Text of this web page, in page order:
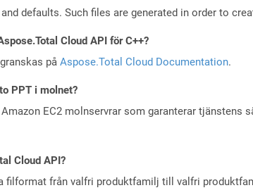
defaults. Such files are generated in order to
Cloud API för C++?
på Aspose.Total Cloud Documentation.
PPT i molnet?
EC2 molnservrar som garanterar
Cloud API?
från valfri produktfamilj till valfri